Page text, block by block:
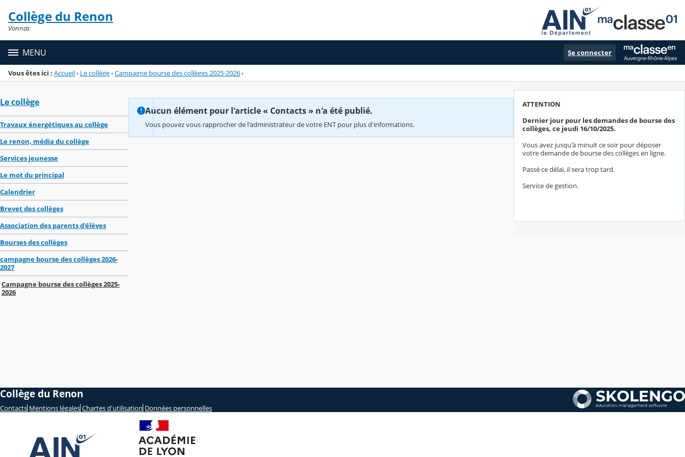
Menu de la rubrique
Contenu
Collège du Renon
Vonnas
MENU Se connecter
Vous êtes ici : Accueil› Le collège›Campagne bourse des collèges 2025-2026›
Le collège
Travaux énergétiques au collège
Le renon, média du collège
Services jeunesse
Le mot du principal
Calendrier
Brevet des collèges
Association des parents d'élèves
Bourses des collèges
campagne bourse des collèges 2026-
2027
Campagne bourse des collèges 2025-
2026
Aucun élément pour l'article « Contacts » n'a été publié.
Vous pouvez vous rapprocher de l'administrateur de votre ENT pour plus d'informations.
ATTENTION
Dernier jour pour les demandes de bourse des
collèges, ce jeudi 16/10/2025.
Vous avez jusqu'à minuit ce soir pour déposer
votre demande de bourse des collèges en ligne.
Passé ce délai, il sera trop tard.
Service de gestion.
Collège du Renon
Contacts Mentions légales Chartes d'utilisation Données personnelles